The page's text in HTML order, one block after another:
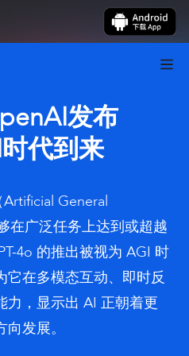
发布
代到来
General
在广泛任务上达到或超越
4o 的推出被视为 AGI 时
它在多模态互动、即时反
力，显示出 AI 正朝着更
发展。